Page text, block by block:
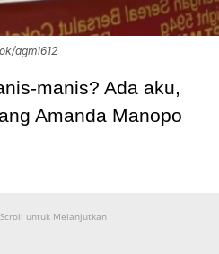
agml612
manis? Ada aku,
Amanda Manopo
untuk Melanjutkan